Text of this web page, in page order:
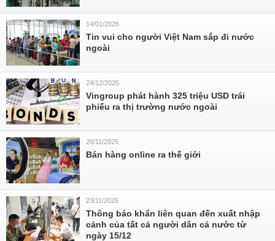
14/01/2026
Tin vui cho người Việt Nam sắp đi nước
ngoài
24/12/2025
Vingroup phát hành 325 triệu USD trái
phiếu ra thị trường nước ngoài
26/11/2025
Bán hàng online ra thế giới
23/11/2025
Thông báo khẩn liên quan đến xuất nhập
cảnh của tất cả người dân cả nước từ
ngày 15/12